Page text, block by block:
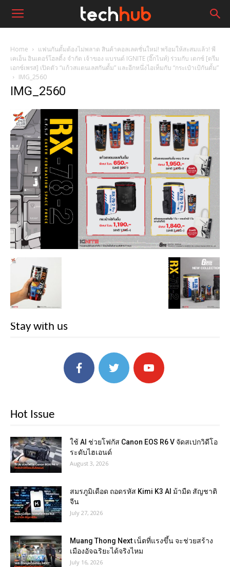
Home
แฟนกันดั้มต้องไม่พลาด สินค้าคอลเลคชั่นใหม่! พร้อมให้สะสมแล้ว! พี
เคเอ็น อินเตอร์โฮลดิ้ง จำกัด เจ้าของ แบรนด์ IGNITE (อิ๊กไนท์) ร่วมกับ เดกซ์ [ดรีม
เอกซ์เพรส] เปิดตัว “แก้วสแตนเลสกันดั้ม” และอีกหนึ่งไอเท็มกับ “กระเป๋าเป้กันดั้ม”
IMG_2560
IMG_2560
Stay with us
Hot Issue
ใช้ AI ช่วยโฟกัส Canon EOS R6 V จัดสเปกวิดีโอ
ระดับไฮเอนด์
August 3, 2026
สมรภูมิเดือด ถอดรหัส Kimi K3 AI ม้ามืด สัญชาติ
จีน
July 27, 2026
Muang Thong Next เน็ตที่แรงขึ้น จะช่วยสร้าง
เมืองอัจฉริยะได้จริงไหม
July 16, 2026